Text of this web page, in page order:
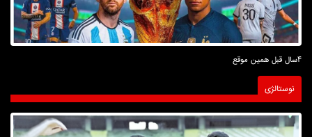
4سال قبل همین موقع
نوستالژی